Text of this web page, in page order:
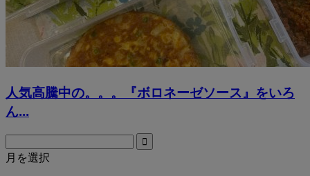
人気高騰中の。。。『ボロネーゼソース』をいろ
ん...
月を選択